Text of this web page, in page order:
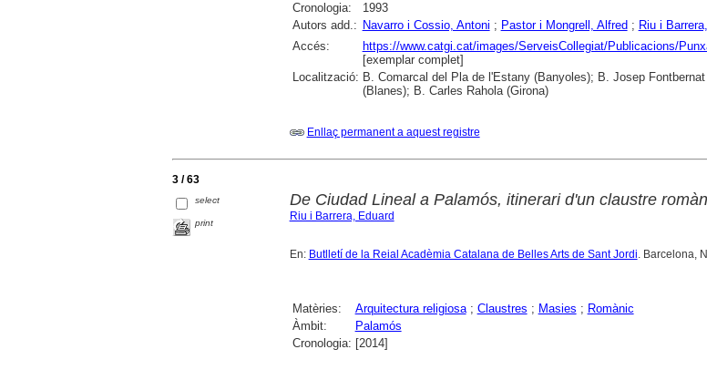
Cronologia:
1993
Autors add.: Navarro i Cossio, Antoni ; Pastor i Mongrell, Alfred ; Riu i
Accés:
https://www.catgi.cat/images/ServeisCollegiat/Publicacions/
[exemplar complet]
Localització: B. Comarcal del Pla de l'Estany (Banyoles); B. Josep
(Blanes); B. Carles Rahola (Girona)
Enllaç permanent a aquest registre
3 / 63
select
print
De Ciudad Lineal a Palamós, itinerari d'un claustre
Riu i Barrera, Eduard
En: Butlletí de la Reial Acadèmia Catalana de Belles Arts de Sant Jordi. Barcelona,
Matèries: Arquitectura religiosa; Claustres ; Masies ; Romànic
Àmbit:
Palamós
Cronologia: [2014]